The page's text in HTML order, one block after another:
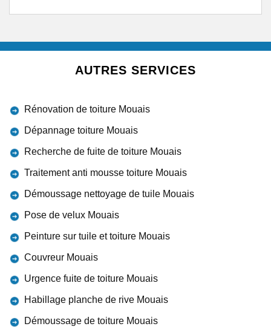
AUTRES SERVICES
Rénovation de toiture Mouais
Dépannage toiture Mouais
Recherche de fuite de toiture Mouais
Traitement anti mousse toiture Mouais
Démoussage nettoyage de tuile Mouais
Pose de velux Mouais
Peinture sur tuile et toiture Mouais
Couvreur Mouais
Urgence fuite de toiture Mouais
Habillage planche de rive Mouais
Démoussage de toiture Mouais